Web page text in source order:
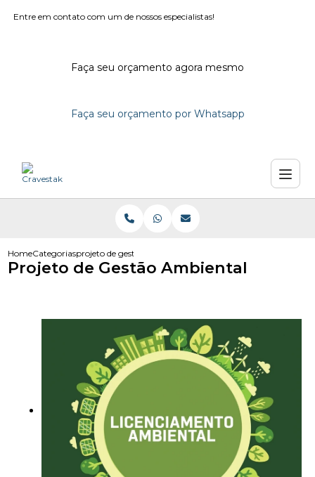
Entre em contato com um de nossos especialistas!
Faça seu orçamento agora mesmo
Faça seu orçamento por Whatsapp
HomeCategoriasprojeto de gestao ambiental
Projeto de Gestão Ambiental